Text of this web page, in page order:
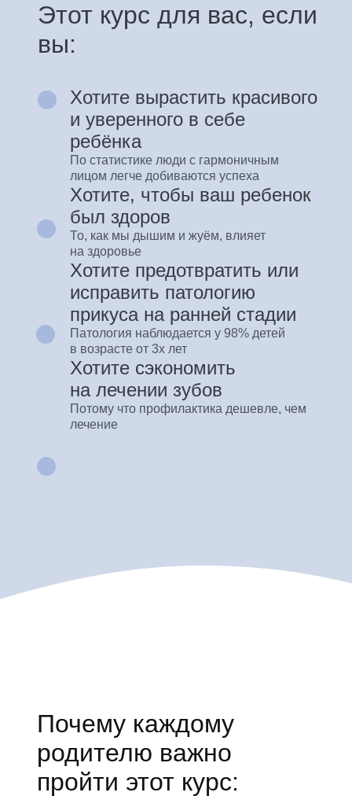
Этот курс для вас, если
вы:
Хотите вырастить красивого
и уверенного в себе
ребёнка
По статистике люди с гармоничным
лицом легче добиваются успеха
Хотите, чтобы ваш ребенок
был здоров
То, как мы дышим и жуём, влияет
на здоровье
Хотите предотвратить или
исправить патологию
прикуса на ранней стадии
Патология наблюдается у 98% детей
в возрасте от 3х лет
Хотите сэкономить
на лечении зубов
Потому что профилактика дешевле, чем
лечение
Почему каждому
родителю важно
пройти этот курс: